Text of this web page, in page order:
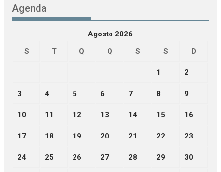
Agenda
Agosto 2026
S
T Q Q S S D
1 2
3 4 5 6 7 8 9
10 11 12 13 14 15 16
17 18 19 20 21 22 23
24 25 26 27 28 29 30